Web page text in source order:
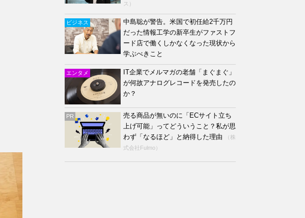
ス）
ビジネス
中島聡が警告。米国で初任給2千万円
だった情報工学の新卒生がファストフ
ード店で働くしかなくなった現状から
学ぶべきこと
エンタメ
IT企業でメルマガの老舗「まぐまぐ」
が何故アナログレコードを発売したの
か？
PR
売る商品が無いのに「ECサイト立ち
上げ可能」ってどういうこと？私が思
わず「なるほど」と納得した理由
（株
式会社Fulmo）